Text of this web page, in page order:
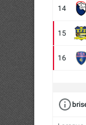
14
15
16